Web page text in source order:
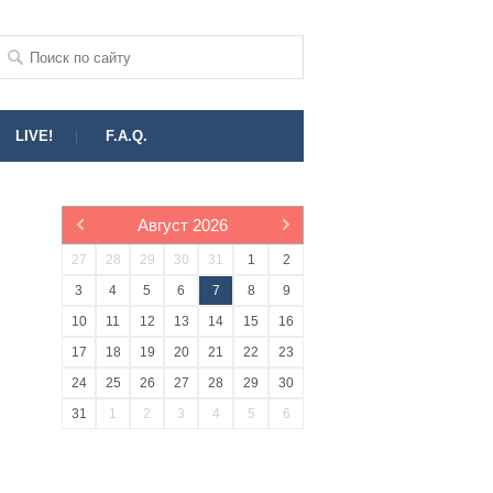
LIVE! F.A.Q.
Август 2026
27 28 29 30 31 1
2
3
4 5 6 7 8
9
10
11 12 13 14 15
16
17
18 19 20 21 22
23
24
25 26 27 28 29
30
31
1 2 3 4 5 6